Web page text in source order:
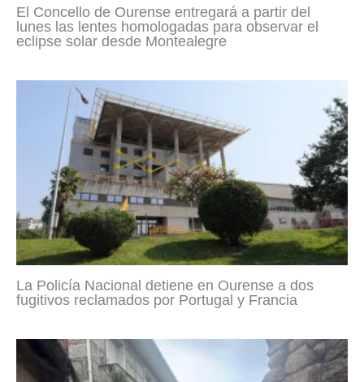
El Concello de Ourense entregará a partir del
lunes las lentes homologadas para observar el
eclipse solar desde Montealegre
La Policía Nacional detiene en Ourense a dos
fugitivos reclamados por Portugal y Francia